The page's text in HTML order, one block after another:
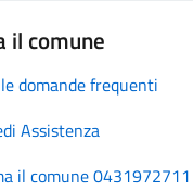
il comune
domande frequenti
Assistenza
il comune 0431972711